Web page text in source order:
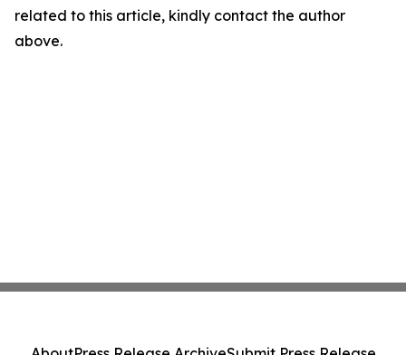
related to this article, kindly contact the author
above.